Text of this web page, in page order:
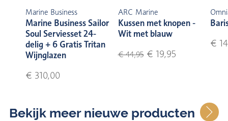
Marine Business
Marine Business Sailor
Soul Serviesset 24-
delig + 6 Gratis Tritan
Wijnglazen
€ 310,00
ARC Marine
Kussen met knopen -
Wit met blauw
€ 44,95€ 19,95
€
Bekijk meer nieuwe producten